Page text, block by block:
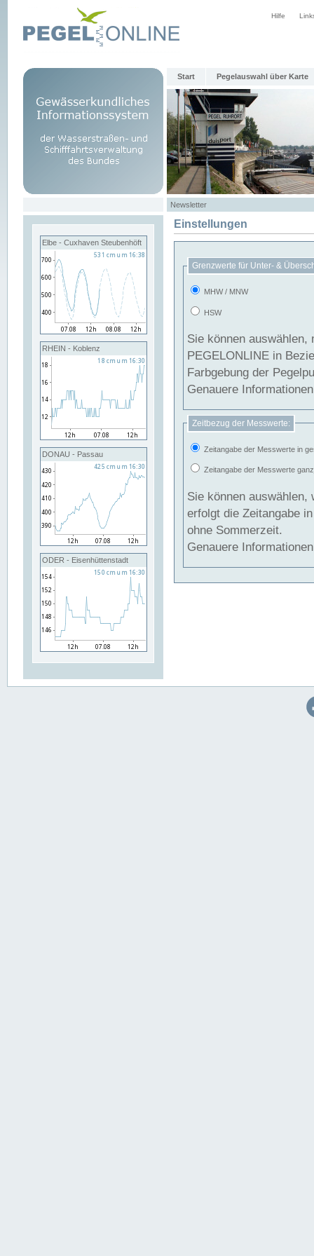
Hilfe
Start Pegelauswahl über Karte
Newsletter
Elbe - Cuxhaven Steubenhöft
RHEIN - Koblenz
DONAU - Passau
ODER - Eisenhüttenstadt
Einstellungen
Grenzwerte für Unter- &
MHW / MNW
HSW
Sie können
PEGELONLINE in Beziehung
Farbgebung der
Genauere
Zeitbezug der Messwerte:
Zeitangabe der Messwerte in
Zeitangabe der Messwerte
Sie können auswählen,
erfolgt die Zeitangabe
ohne Sommerzeit.
Genauere